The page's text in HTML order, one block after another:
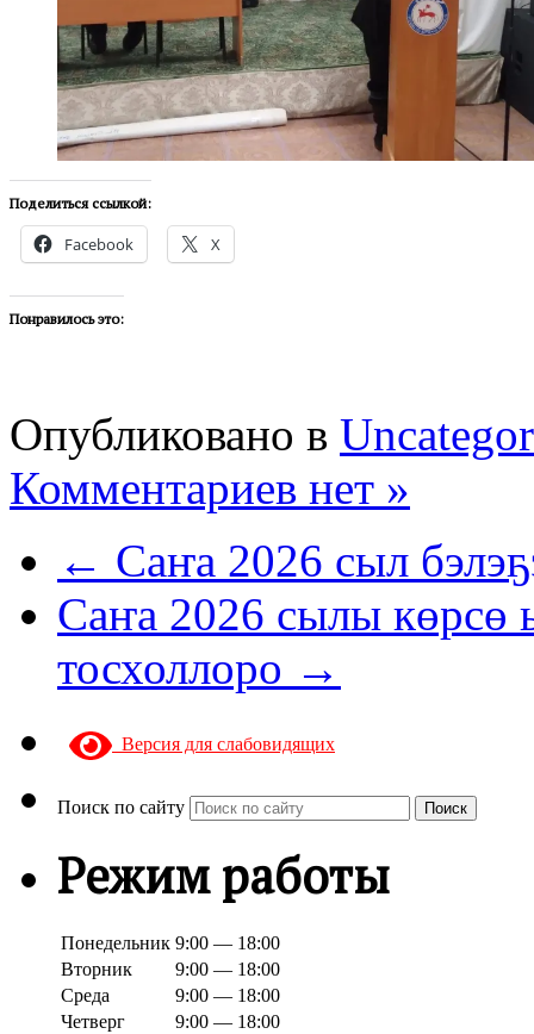
Поделиться ссылкой:
Facebook X
Понравилось это:
Опубликовано в
Комментариев нет »
← Саҥа 2026 сыл
Саҥа 2026 сылы көрсө
тосхоллоро →
Версия для слабовидящих
Поиск по сайту Поиск
Режим работы
Понедельник 9:00 — 18:00
Вторник
9:00 — 18:00
Среда
9:00 — 18:00
Четверг
9:00 — 18:00